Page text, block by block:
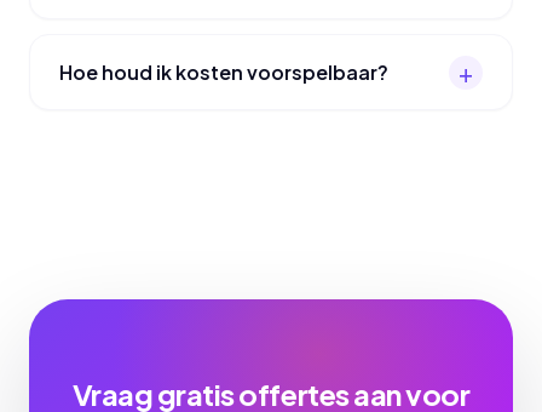
Hoe houd ik kosten voorspelbaar?
Vraag gratis offertes aan voor